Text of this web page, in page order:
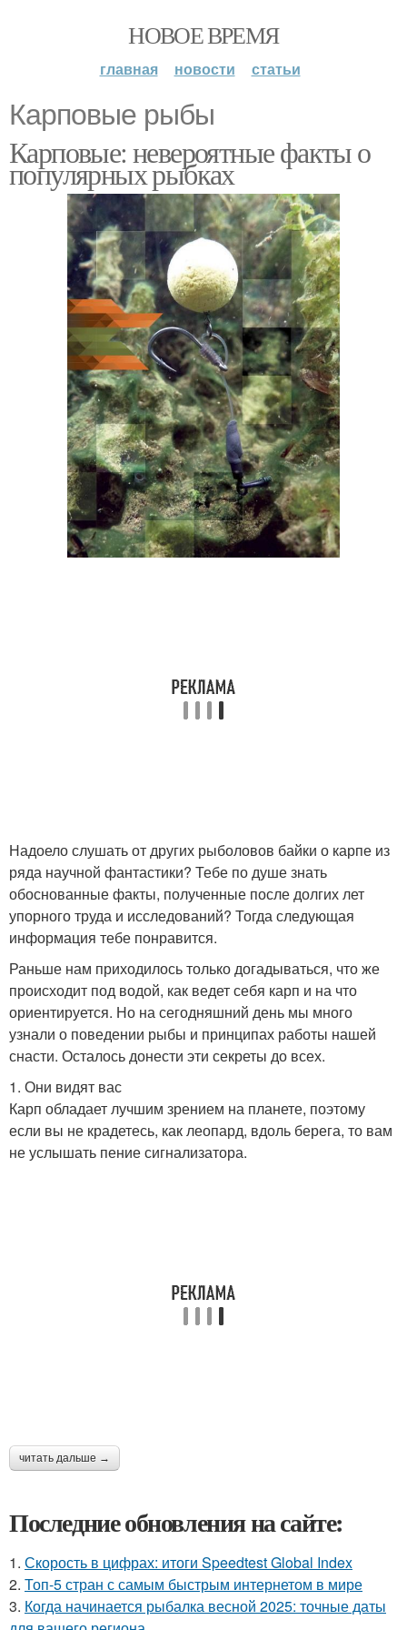
НОВОЕ ВРЕМЯ
главная новости статьи
Карповые рыбы
Карповые: невероятные факты о
популярных рыбках
Надоело слушать от других рыболовов байки о карпе из
ряда научной фантастики? Тебе по душе знать
обоснованные факты, полученные после долгих лет
упорного труда и исследований? Тогда следующая
информация тебе понравится.
Раньше нам приходилось только догадываться, что же
происходит под водой, как ведет себя карп и на что
ориентируется. Но на сегодняшний день мы много
узнали о поведении рыбы и принципах работы нашей
снасти. Осталось донести эти секреты до всех.
1. Они видят вас
Карп обладает лучшим зрением на планете, поэтому
если вы не крадетесь, как леопард, вдоль берега, то вам
не услышать пение сигнализатора.
читать дальше →
Последние обновления на сайте:
1. Скорость в цифрах: итоги Speedtest Global Index
2. Топ-5 стран с самым быстрым интернетом в мире
3. Когда начинается рыбалка весной 2025: точные даты